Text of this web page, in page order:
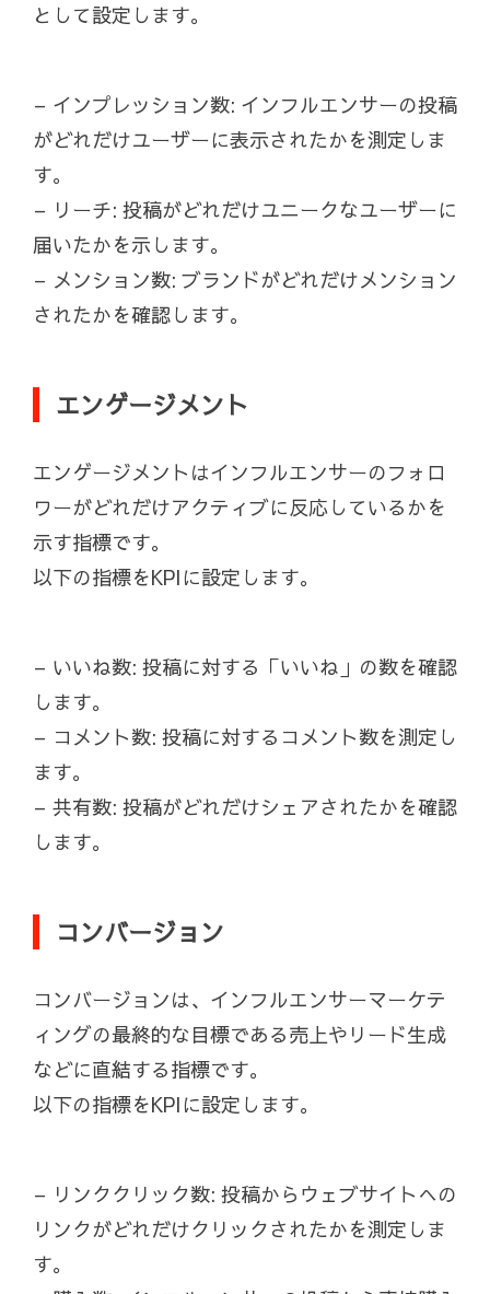
として設定します。
– インプレッション数: インフルエンサーの投稿
がどれだけユーザーに表示されたかを測定しま
す。
– リーチ: 投稿がどれだけユニークなユーザーに
届いたかを示します。
– メンション数: ブランドがどれだけメンション
されたかを確認します。
エンゲージメント
エンゲージメントはインフルエンサーのフォロ
ワーがどれだけアクティブに反応しているかを
示す指標です。
以下の指標をKPIに設定します。
– いいね数: 投稿に対する「いいね」の数を確認
します。
– コメント数: 投稿に対するコメント数を測定し
ます。
– 共有数: 投稿がどれだけシェアされたかを確認
します。
コンバージョン
コンバージョンは、インフルエンサーマーケテ
ィングの最終的な目標である売上やリード生成
などに直結する指標です。
以下の指標をKPIに設定します。
– リンククリック数: 投稿からウェブサイトへの
リンクがどれだけクリックされたかを測定しま
す。